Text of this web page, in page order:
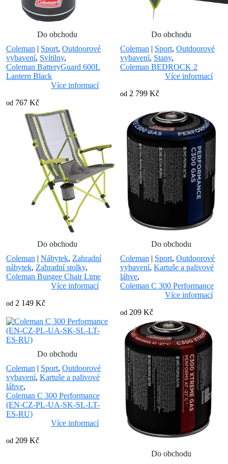
Do obchodu
Coleman | Sport, Outdoorové
vybavení, Svítilny,
Coleman BatteryGuard 600L
Lantern Black
Více informací
od 767 Kč
Do obchodu
Coleman | Sport, Outdoorové
vybavení, Stany,
Coleman BEDROCK 2
Více informací
od 2 799 Kč
Do obchodu
Coleman | Nábytek, Zahradní
nábytek, Zahradní stolky,
Coleman Bungee Chair Lime
Více informací
od 2 149 Kč
Do obchodu
Coleman | Sport, Outdoorové
vybavení, Kartuše a palivové
láhve,
Coleman C 300 Performance
Více informací
od 209 Kč
Do obchodu
Coleman | Sport, Outdoorové
vybavení, Kartuše a palivové
láhve,
Coleman C 300 Performance
(EN-CZ-PL-UA-SK-SL-LT-
ES-RU)
Více informací
od 209 Kč
Do obchodu